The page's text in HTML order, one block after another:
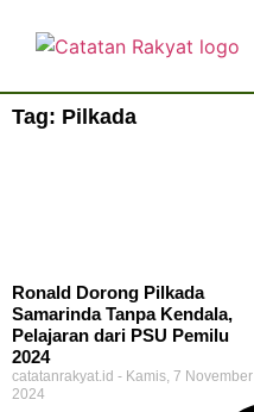
Tag: Pilkada
Ronald Dorong Pilkada
Samarinda Tanpa Kendala,
Pelajaran dari PSU Pemilu
2024
catatanrakyat.id
Kamis, 7 November
2024